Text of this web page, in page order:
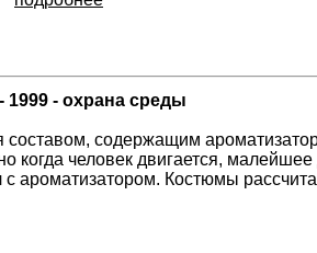
- охрана среды
составом, содержащим
когда человек двигается,
с ароматизатором. Костюмы